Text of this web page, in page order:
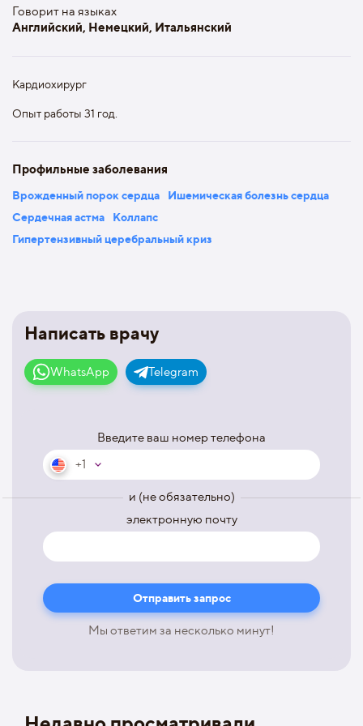
Написать врачу
WhatsApp Telegram
Введите ваш номер телефона
+1
и (не обязательно)
электронную почту
Мы ответим за несколько минут!
Говорит на языках
Английский, Немецкий, Итальянский
Кардиохирург
Опыт работы 31 год.
Профильные заболевания
Врожденный порок сердца
Ишемическая болезнь сердца
Сердечная астма
Коллапс
Гипертензивный церебральный криз